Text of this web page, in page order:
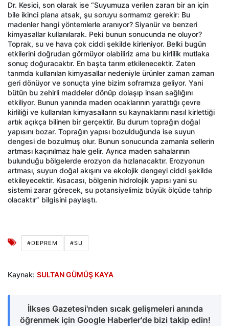
Dr. Kesici, son olarak ise “Suyumuza verilen zararı bir an için
bile ikinci plana atsak, şu soruyu sormamız gerekir: Bu
madenler hangi yöntemlerle aranıyor? Siyanür ve benzeri
kimyasallar kullanılarak. Peki bunun sonucunda ne oluyor?
Toprak, su ve hava çok ciddi şekilde kirleniyor. Belki bugün
etkilerini doğrudan görmüyor olabiliriz ama bu kirlilik mutlaka
sonuç doğuracaktır. En başta tarım etkilenecektir. Zaten
tarımda kullanılan kimyasallar nedeniyle ürünler zaman zaman
geri dönüyor ve sonuçta yine bizim soframıza geliyor. Yani
bütün bu zehirli maddeler dönüp dolaşıp insan sağlığını
etkiliyor. Bunun yanında maden ocaklarının yarattığı çevre
kirliliği ve kullanılan kimyasalların su kaynaklarını nasıl kirlettiği
artık açıkça bilinen bir gerçektir. Bu durum toprağın doğal
yapısını bozar. Toprağın yapısı bozulduğunda ise suyun
dengesi de bozulmuş olur. Bunun sonucunda zamanla sellerin
artması kaçınılmaz hale gelir. Ayrıca maden sahalarının
bulunduğu bölgelerde erozyon da hızlanacaktır. Erozyonun
artması, suyun doğal akışını ve ekolojik dengeyi ciddi şekilde
etkileyecektir. Kısacası, bölgenin hidrolojik yapısı yani su
sistemi zarar görecek, su potansiyelimiz büyük ölçüde tahrip
olacaktır” bilgisini paylaştı.
#DEPREM #SU
Kaynak: SULTAN GÜMÜŞ KAYA
İlkses Gazetesi'nden sıcak gelişmeleri anında
öğrenmek için Google Haberler'de bizi takip edin!